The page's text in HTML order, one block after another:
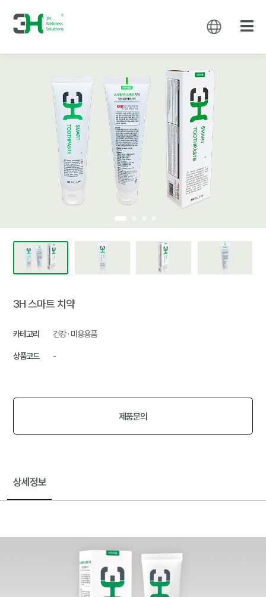
3H 스마트 치약
카테고리
건강 · 미용용품
상품코드
-
제품문의
상세정보